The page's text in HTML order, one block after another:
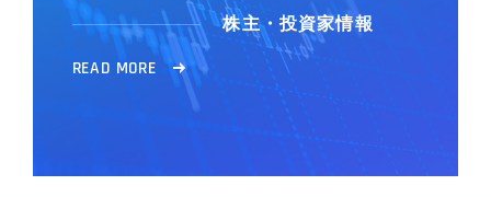
株主・投資家情報
READ MORE